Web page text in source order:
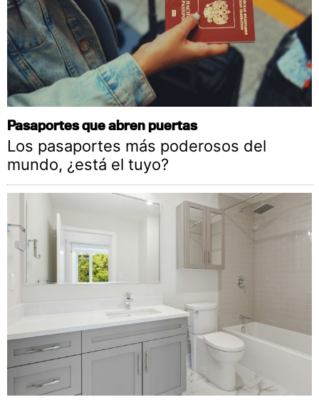
Pasaportes que abren puertas
Los pasaportes más poderosos del
mundo, ¿está el tuyo?